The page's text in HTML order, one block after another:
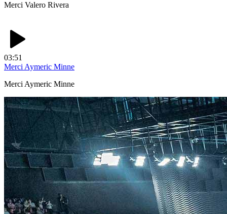
Merci Valero Rivera
03:51
Merci Aymeric Minne
Merci Aymeric Minne